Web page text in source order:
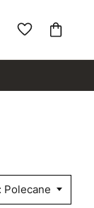
Polecane